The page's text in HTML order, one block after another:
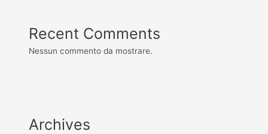
Recent Comments
Nessun commento da mostrare.
Archives